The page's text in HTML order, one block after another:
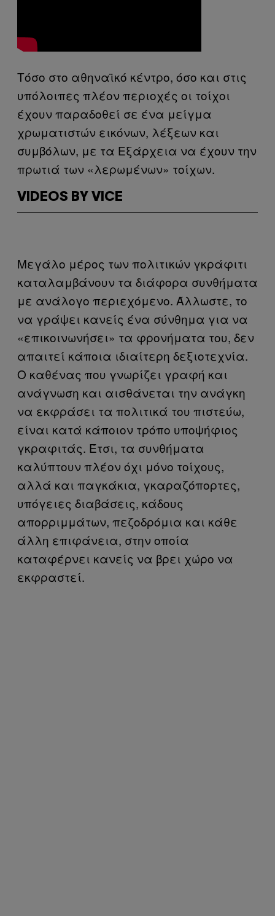
Τόσο στο αθηναϊκό κέντρο, όσο και στις
υπόλοιπες πλέον περιοχές οι τοίχοι
έχουν παραδοθεί σε ένα μείγμα
χρωματιστών εικόνων, λέξεων και
συμβόλων, με τα Εξάρχεια να έχουν την
πρωτιά των «λερωμένων» τοίχων.
VIDEOS BY VICE
Μεγάλο μέρος των πολιτικών γκράφιτι
καταλαμβάνουν τα διάφορα συνθήματα
με ανάλογο περιεχόμενο. Άλλωστε, το
να γράψει κανείς ένα σύνθημα για να
«επικοινωνήσει» τα φρονήματα του, δεν
απαιτεί κάποια ιδιαίτερη δεξιοτεχνία.
Ο καθένας που γνωρίζει γραφή και
ανάγνωση και αισθάνεται την ανάγκη
να εκφράσει τα πολιτικά του πιστεύω,
είναι κατά κάποιον τρόπο υποψήφιος
γκραφιτάς. Έτσι, τα συνθήματα
καλύπτουν πλέον όχι μόνο τοίχους,
αλλά και παγκάκια, γκαραζόπορτες,
υπόγειες διαβάσεις, κάδους
απορριμμάτων, πεζοδρόμια και κάθε
άλλη επιφάνεια, στην οποία
καταφέρνει κανείς να βρει χώρο να
εκφραστεί.